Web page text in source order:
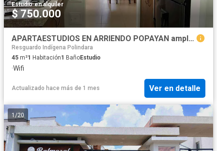
Estudio·en alquiler
$ 750.000
APARTAESTUDIOS EN ARRIENDO POPAYAN amplio central barrio cadillal
Resguardo Indígena Polindara
45 m²1 Habitación1 BañoEstudio
·Wifi
Actualizado hace más de 1 mes Ver en detalle
1 /20